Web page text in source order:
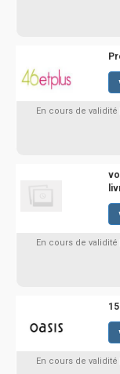
En cours de validité
En cours de validité
En cours de validité